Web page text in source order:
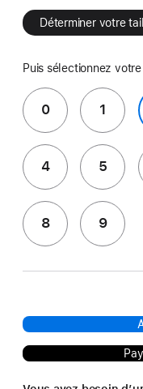
Déterminer votre
Puis sélectionnez
0 1
4 5
8 9